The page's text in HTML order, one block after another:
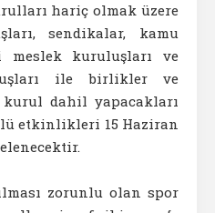
hariç olmak üzere
sendikalar, kamu
kuruluşları ve
ile birlikler ve
dahil yapacakları
etkinlikleri 15 Haziran
zorunlu olan spor